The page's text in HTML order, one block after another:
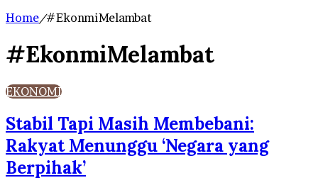
Home/#EkonmiMelambat
#EkonmiMelambat
EKONOMI
Stabil Tapi Masih Membebani:
Rakyat Menunggu ‘Negara yang
Berpihak’